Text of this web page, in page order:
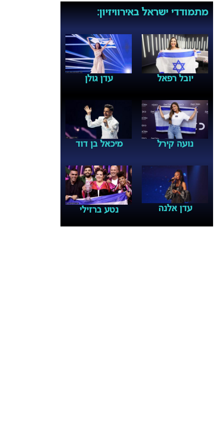
מתמודדי ישראל באירוויזיון:
יובל רפאל עדן גולן
נועה קירל מיכאל בן דוד
עדן אלנה נטע ברזילי